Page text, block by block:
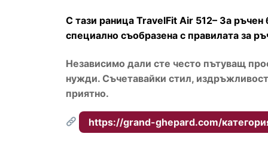
С тази раница TravelFit Air 512– За
специално съобразена с правилата за
Независимо дали сте често пътуващ
нужди. Съчетавайки стил,
приятно.
https://grand-ghepard.com/